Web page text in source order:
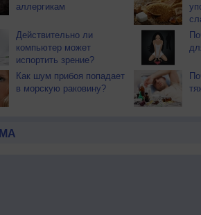
аллергикам
Действительно ли
компьютер может
испортить зрение?
Как шум прибоя попадает
в морскую раковину?